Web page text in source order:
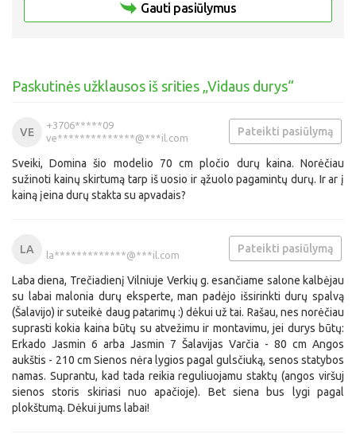
Gauti pasiūlymus
Paskutinės užklausos iš srities „Vidaus durys“
VE
+3706*****09
ve**************@***il.com
Pateikti pasiūlymą
Sveiki, Domina šio modelio 70 cm pločio durų kaina. Norėčiau
sužinoti kainų skirtumą tarp iš uosio ir ąžuolo pagamintų durų. Ir ar į
kainą įeina durų stakta su apvadais?
LA la*************@***il.com Pateikti pasiūlymą
Laba diena, Trečiadienį Vilniuje Verkių g. esančiame salone kalbėjau
su labai malonia durų eksperte, man padėjo išsirinkti durų spalvą
(Šalavijo) ir suteikė daug patarimų :) dėkui už tai. Rašau, nes norėčiau
suprasti kokia kaina būtų su atvežimu ir montavimu, jei durys būtų:
Erkado Jasmin 6 arba Jasmin 7 Šalavijas Varčia - 80 cm Angos
aukštis - 210 cm Sienos nėra lygios pagal gulsčiuką, senos statybos
namas. Suprantu, kad tada reikia reguliuojamu staktų (angos viršuj
sienos storis skiriasi nuo apačioje). Bet siena bus lygi pagal
plokštumą. Dėkui jums labai!